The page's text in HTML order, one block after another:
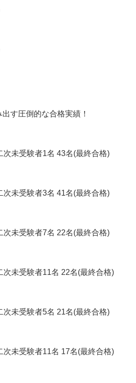
す圧倒的な合格実績！
次未受験者1名 43名(最終合格)
次未受験者3名 41名(最終合格)
次未受験者7名 22名(最終合格)
次未受験者11名 22名(最終合格)
次未受験者5名 21名(最終合格)
次未受験者11名 17名(最終合格)